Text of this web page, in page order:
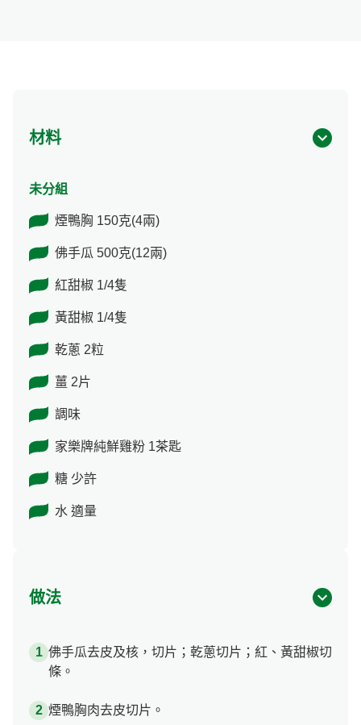
材料
未分組
煙鴨胸 150克(4兩)
佛手瓜 500克(12兩)
紅甜椒 1/4隻
黃甜椒 1/4隻
乾蔥 2粒
薑 2片
調味
家樂牌純鮮雞粉 1茶匙
糖 少許
水 適量
做法
佛手瓜去皮及核，切片；乾蔥切片；紅、黃甜椒切
條。
煙鴨胸肉去皮切片。